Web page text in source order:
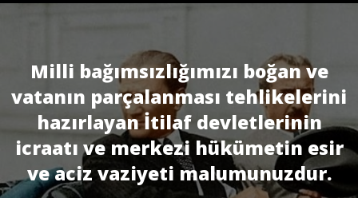
Milli bağımsızlığımızı boğan ve
vatanın parçalanması tehlikelerini
hazırlayan İtilaf devletlerinin
icraatı ve merkezi hükümetin esir
ve aciz vaziyeti malumunuzdur.